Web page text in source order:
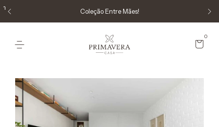
Coleção Entre Mães!
0